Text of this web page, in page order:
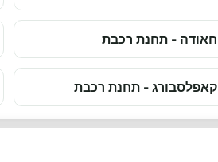
חאודה - תחנת רכבת
קאפלסבורג - תחנת רכבת